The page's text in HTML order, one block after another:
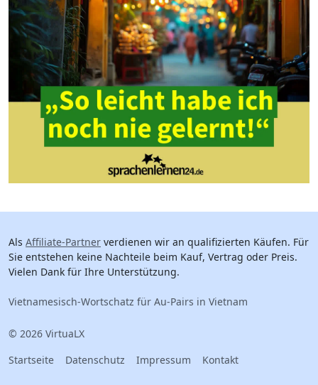
Als Affiliate-Partner verdienen wir an qualifizierten Käufen. Für
Sie entstehen keine Nachteile beim Kauf, Vertrag oder Preis.
Vielen Dank für Ihre Unterstützung.
Vietnamesisch-Wortschatz für Au-Pairs in Vietnam
© 2026 VirtuaLX
Startseite
Datenschutz Impressum Kontakt